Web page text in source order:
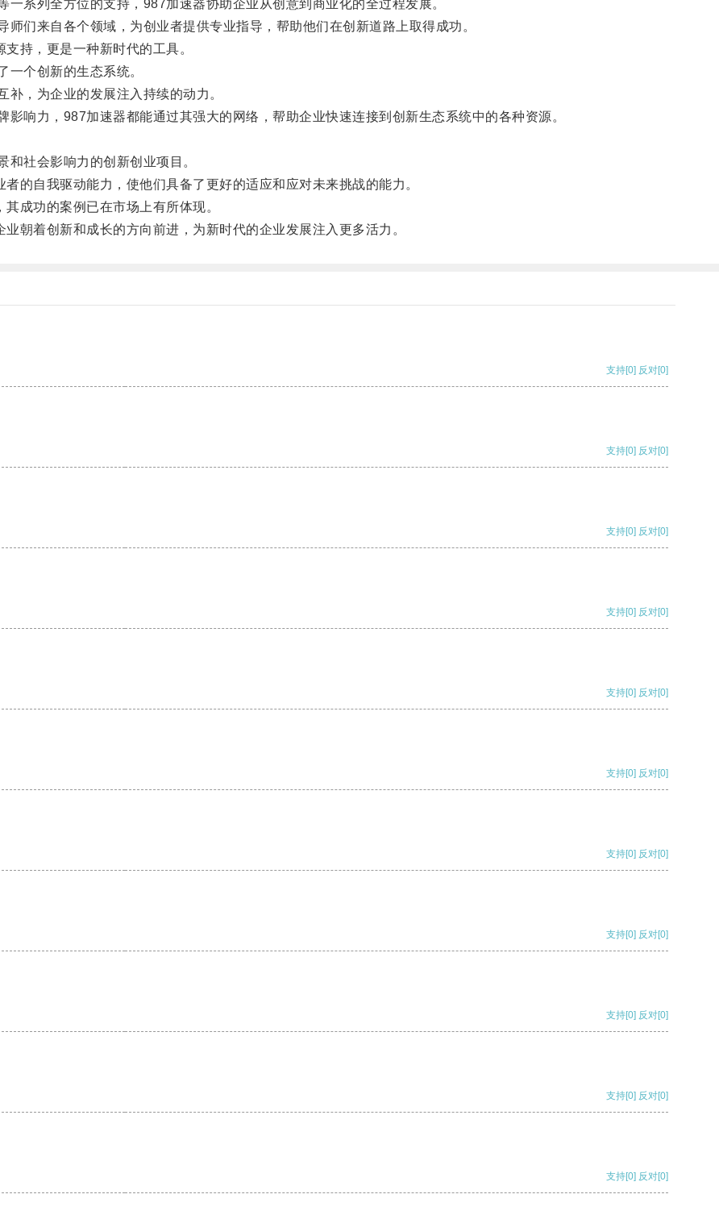
系列全方位的支持，987加速器协助企业从创意到商业化的全过程发展。
来自各个领域，为创业者提供专业指导，帮助他们在创新道路上取得成功。
持，更是一种新时代的工具。
个创新的生态系统。
，为企业的发展注入持续的动力。
力，987加速器都能通过其强大的网络，帮助企业快速连接到创新生态系统中的各种资源。
社会影响力的创新创业项目。
自我驱动能力，使他们具备了更好的适应和应对未来挑战的能力。
成功的案例已在市场上有所体现。
着创新和成长的方向前进，为新时代的企业发展注入更多活力。
支持[0] 反对[0]
支持[0] 反对[0]
支持[0] 反对[0]
支持[0] 反对[0]
支持[0] 反对[0]
支持[0] 反对[0]
支持[0] 反对[0]
支持[0] 反对[0]
支持[0] 反对[0]
支持[0] 反对[0]
支持[0] 反对[0]